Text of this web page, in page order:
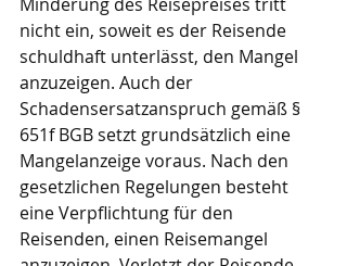
nicht ein, soweit es der Reisende
schuldhaft unterlässt, den Mangel
anzuzeigen. Auch der
Schadensersatzanspruch gemäß §
651f BGB setzt grundsätzlich eine
Mangelanzeige voraus. Nach den
gesetzlichen Regelungen besteht
eine Verpflichtung für den
Reisenden, einen Reisemangel